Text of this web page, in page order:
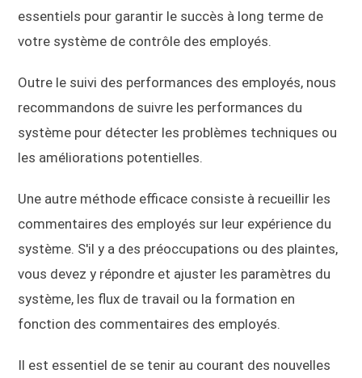
essentiels pour garantir le succès à long terme de
votre système de contrôle des employés.
Outre le suivi des performances des employés, nous
recommandons de suivre les performances du
système pour détecter les problèmes techniques ou
les améliorations potentielles.
Une autre méthode efficace consiste à recueillir les
commentaires des employés sur leur expérience du
système. S'il y a des préoccupations ou des plaintes,
vous devez y répondre et ajuster les paramètres du
système, les flux de travail ou la formation en
fonction des commentaires des employés.
Il est essentiel de se tenir au courant des nouvelles